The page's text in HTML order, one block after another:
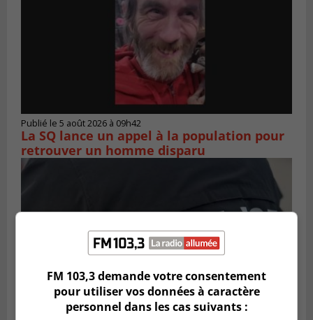
Publié le 5 août 2026 à 09h42
La SQ lance un appel à la population pour
retrouver un homme disparu
FM 103,3 demande votre consentement
pour utiliser vos données à caractère
personnel dans les cas suivants :